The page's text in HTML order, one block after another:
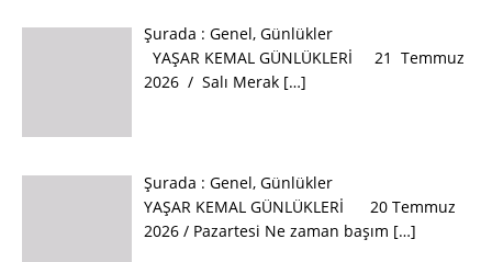
Şurada : Genel, Günlükler
YAŞAR KEMAL GÜNLÜKLERİ 21 Temmuz
2026 / Salı Merak […]
Şurada : Genel, Günlükler
YAŞAR KEMAL GÜNLÜKLERİ 20 Temmuz
2026 / Pazartesi Ne zaman başım […]